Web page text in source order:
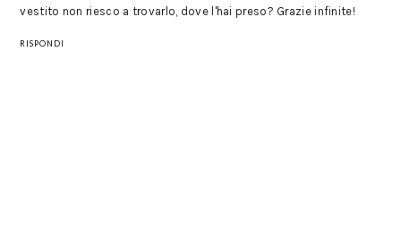
vestito non riesco a trovarlo, dove l'hai preso? Grazie infinite!
RISPONDI